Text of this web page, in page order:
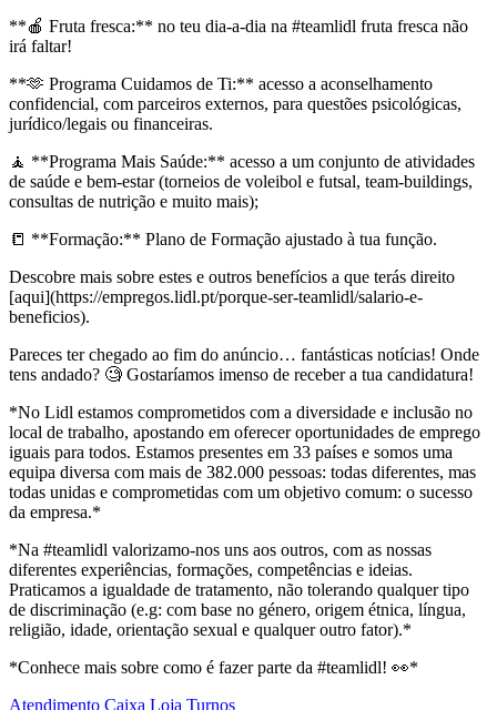
**🍎 Fruta fresca:** no teu dia-a-dia na #teamlidl fruta fresca não
irá faltar!
**🫶 Programa Cuidamos de Ti:** acesso a aconselhamento
confidencial, com parceiros externos, para questões psicológicas,
jurídico/legais ou financeiras.
🧘 **Programa Mais Saúde:** acesso a um conjunto de atividades
de saúde e bem-estar (torneios de voleibol e futsal, team-buildings,
consultas de nutrição e muito mais);
📒 **Formação:** Plano de Formação ajustado à tua função.
Descobre mais sobre estes e outros benefícios a que terás direito
[aqui](https://empregos.lidl.pt/porque-ser-teamlidl/salario-e-
beneficios).
Pareces ter chegado ao fim do anúncio… fantásticas notícias! Onde
tens andado? 🧐 Gostaríamos imenso de receber a tua candidatura!
*No Lidl estamos comprometidos com a diversidade e inclusão no
local de trabalho, apostando em oferecer oportunidades de emprego
iguais para todos. Estamos presentes em 33 países e somos uma
equipa diversa com mais de 382.000 pessoas: todas diferentes, mas
todas unidas e comprometidas com um objetivo comum: o sucesso
da empresa.*
*Na #teamlidl valorizamo-nos uns aos outros, com as nossas
diferentes experiências, formações, competências e ideias.
Praticamos a igualdade de tratamento, não tolerando qualquer tipo
de discriminação (e.g: com base no género, origem étnica, língua,
religião, idade, orientação sexual e qualquer outro fator).*
*Conhece mais sobre como é fazer parte da #teamlidl! 👀*
Atendimento Caixa Loja Turnos